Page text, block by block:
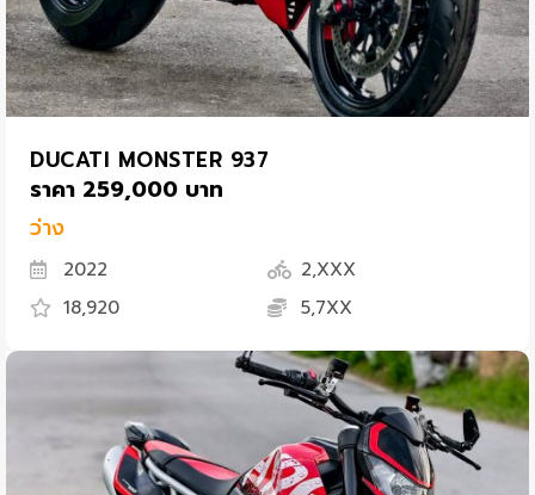
DUCATI MONSTER 937
ราคา 259,000 บาท
ว่าง
2022
2,XXX
18,920
5,7XX